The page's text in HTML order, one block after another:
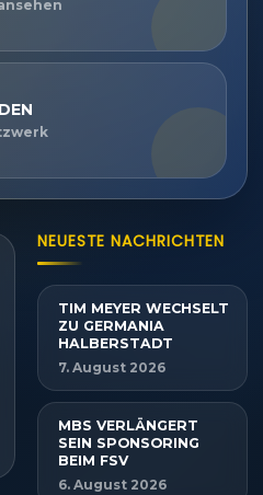
NEUESTE NACHRICHTEN
TIM MEYER WECHSELT
ZU GERMANIA
HALBERSTADT
7. August 2026
MBS VERLÄNGERT
SEIN SPONSORING
BEIM FSV
6. August 2026